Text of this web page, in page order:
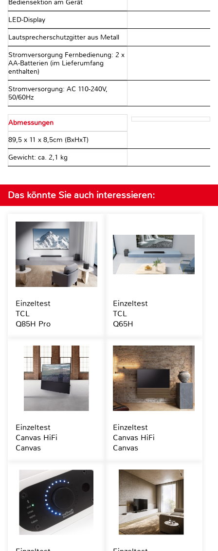
Bediensektion am Gerät
LED-Display
Lautsprecherschutzgitter aus Metall
Stromversorgung Fernbedienung: 2 x
AA-Batterien (im Lieferumfang
enthalten)
Stromversorgung: AC 110-240V,
50/60Hz
Abmessungen
89,5 x 11 x 8,5cm (BxHxT)
Gewicht: ca. 2,1 kg
Das könnte Sie auch interessieren:
Einzeltest
TCL
Q85H Pro
Einzeltest
TCL
Q65H
Einzeltest
Canvas HiFi
Canvas
Einzeltest
Canvas HiFi
Canvas